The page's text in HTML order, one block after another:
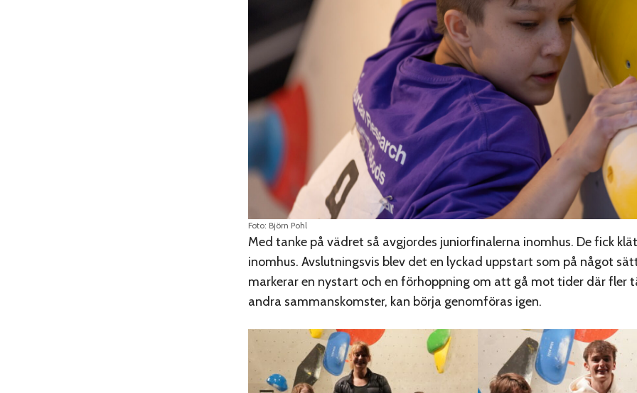
Foto: Björn Pohl
Med tanke på vädret så avgjordes juniorfinalerna inomhus. De fick
inomhus. Avslutningsvis blev det en lyckad uppstart som på något
markerar en nystart och en förhoppning om att gå mot tider där fler
andra sammanskomster, kan börja genomföras igen.